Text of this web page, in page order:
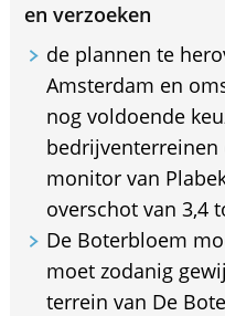
en verzoeken
de plannen te
Amsterdam en
nog voldoende
bedrijventerreinen
monitor van
overschot van 3,4
De Boterbloem
moet zodanig
terrein van De